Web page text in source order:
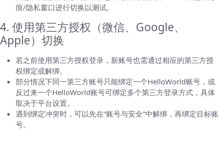
痕/隐私窗口进行切换以测试。
4. 使用第三方授权（微信、Google、
Apple）切换
若之前使用第三方授权登录，新账号也需通过相应的第三方授
权绑定或解绑。
部分情况下同一第三方账号只能绑定一个HelloWorld账号，或
反过来一个HelloWorld账号可绑定多个第三方登录方式，具体
取决于平台设置。
遇到绑定冲突时，可以先在“账号与安全”中解绑，再绑定目标账
号。